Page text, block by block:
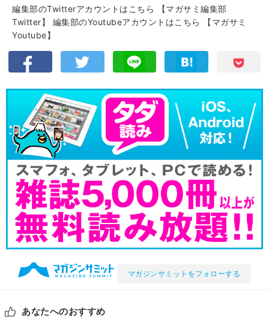
編集部のTwitterアカウントはこちら
【マガサミ編集部
Twitter】
編集部のYoutubeアカウントはこちら
【マガサミ
Youtube】
マガジンサミットをフォローする
あなたへのおすすめ